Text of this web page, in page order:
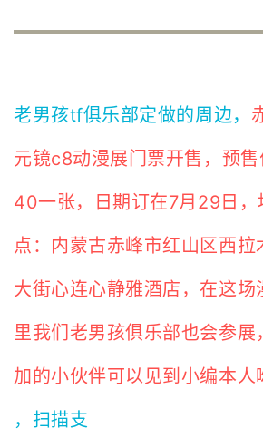
老男孩tf俱乐部定做的周边，
元镜c8动漫展门票开售，预售
40一张，日期订在7月29日，
点：内蒙古赤峰市红山区西拉
大街心连心静雅酒店，在这场
里我们老男孩俱乐部也会参展
加的小伙伴可以见到小编本人
，扫描支